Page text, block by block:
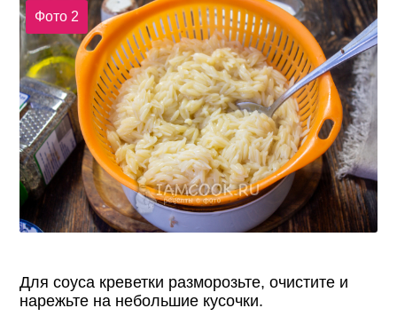
Фото 2
Для соуса креветки разморозьте, очистите и
нарежьте на небольшие кусочки.